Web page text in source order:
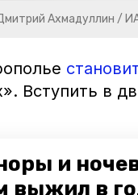
и
выжил в
Ахмадуллин /
Вступить в